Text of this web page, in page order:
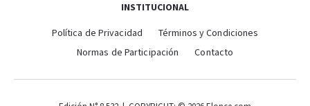
INSTITUCIONAL
Política de Privacidad
Términos y Condiciones
Normas de Participación
Contacto